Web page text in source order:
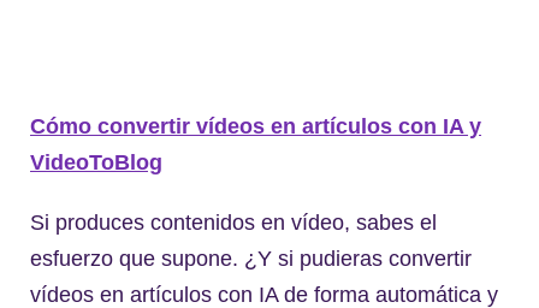
Cómo convertir vídeos en artículos con IA y
VideoToBlog
Si produces contenidos en vídeo, sabes el
esfuerzo que supone. ¿Y si pudieras convertir
vídeos en artículos con IA de forma automática y